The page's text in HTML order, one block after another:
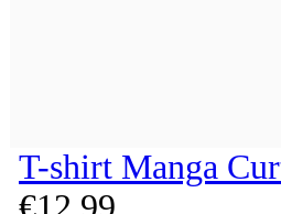
T-shirt Manga